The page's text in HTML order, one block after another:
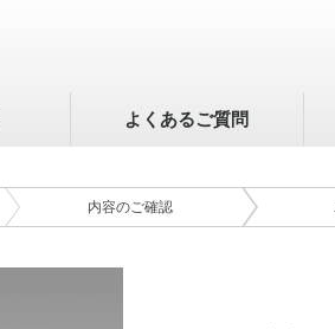
よくあるご質問
内容の ご確認